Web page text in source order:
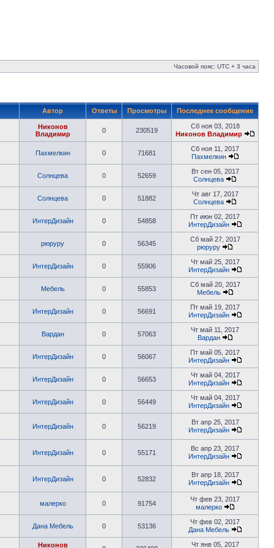
Часовой пояс: UTC + 3 часа
Автор Ответы Просмотры Последнее сообщение
Никонов
Владимир
0 230519
Сб ноя 03, 2018
Никонов Владимир
Пахмелкин 0 71681
Сб ноя 11, 2017
Пахмелкин
Солнцева 0 52659
Вт сен 05, 2017
Солнцева
Солнцева 0 51882
Чт авг 17, 2017
Солнцева
ИнтерДизайн 0 54858
Пт июн 02, 2017
ИнтерДизайн
рюруру 0 56345
Сб май 27, 2017
рюруру
ИнтерДизайн 0 55906
Чт май 25, 2017
ИнтерДизайн
Мебель 0 55853
Сб май 20, 2017
Мебель
ИнтерДизайн 0 56691
Пт май 19, 2017
ИнтерДизайн
Вардан 0 57063
Чт май 11, 2017
Вардан
ИнтерДизайн 0 56067
Пт май 05, 2017
ИнтерДизайн
ИнтерДизайн 0 56653
Чт май 04, 2017
ИнтерДизайн
ИнтерДизайн 0 56449
Чт май 04, 2017
ИнтерДизайн
ИнтерДизайн 0 56219
Вт апр 25, 2017
ИнтерДизайн
ИнтерДизайн 0 55171
Вс апр 23, 2017
ИнтерДизайн
ИнтерДизайн 0 52832
Вт апр 18, 2017
ИнтерДизайн
малерко 0 91754
Чт фев 23, 2017
малерко
Дана Мебель 0 53136
Чт фев 02, 2017
Дана Мебель
Никонов Чт янв 05, 2017